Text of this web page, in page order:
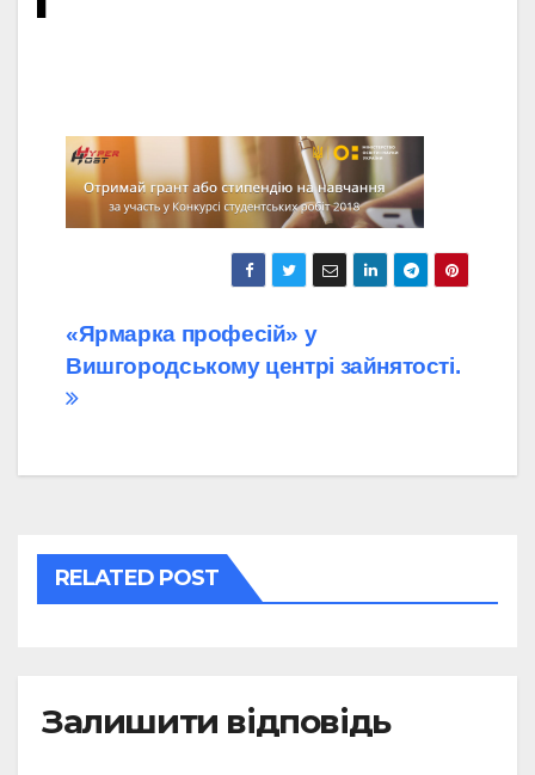
Навігація
записів
«Ярмарка професій» у
Вишгородському центрі зайнятості.
RELATED POST
Залишити відповідь